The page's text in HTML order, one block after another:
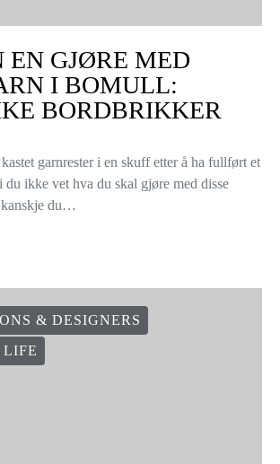
EN GJØRE MED
I BOMULL:
BORDBRIKKER
garnrester i en skuff etter å ha fullført et
du ikke vet hva du skal gjøre med disse
kanskje du…
& DESIGNERS